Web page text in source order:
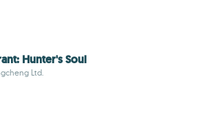
Hunter's Soul
Ltd.